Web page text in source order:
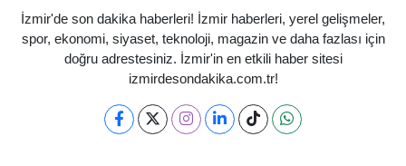
İzmir'de son dakika haberleri! İzmir haberleri, yerel gelişmeler,
spor, ekonomi, siyaset, teknoloji, magazin ve daha fazlası için
doğru adrestesiniz. İzmir'in en etkili haber sitesi
izmirdesondakika.com.tr!